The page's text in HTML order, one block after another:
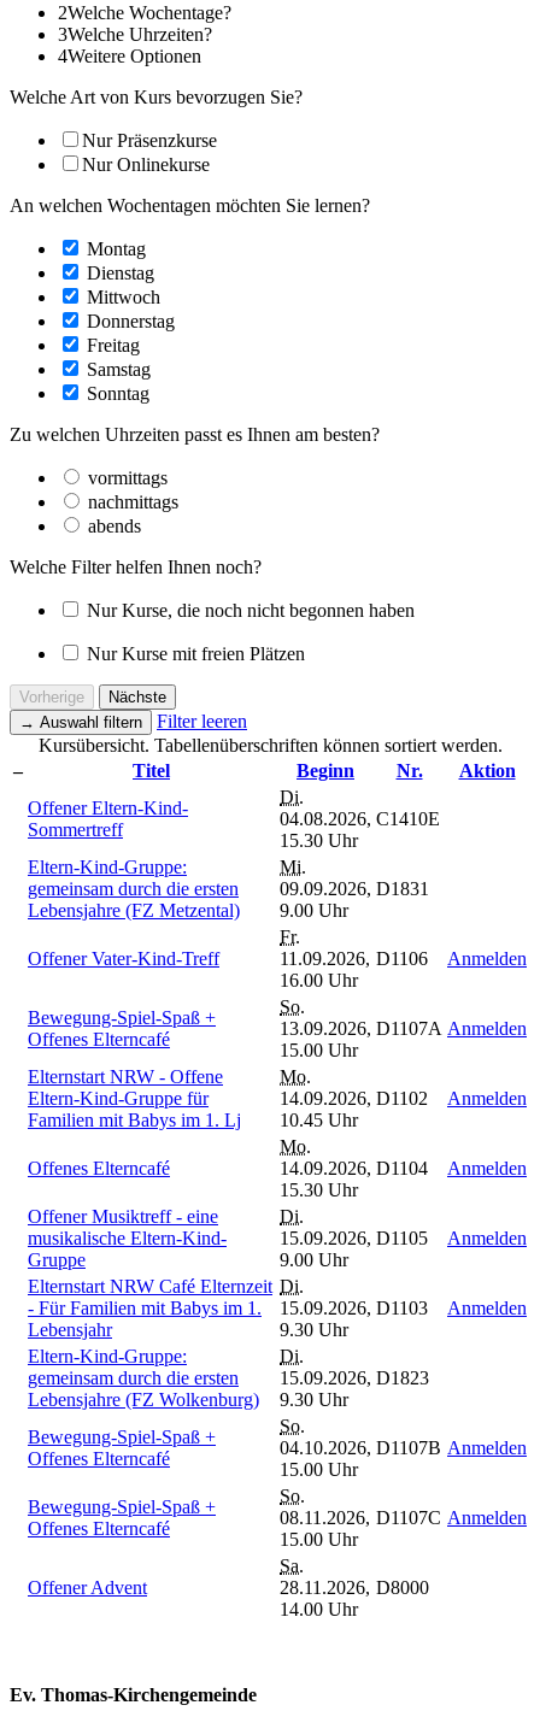
2Welche Wochentage?
3Welche Uhrzeiten?
4Weitere Optionen
Welche Art von Kurs bevorzugen Sie?
Nur Präsenzkurse
Nur Onlinekurse
An welchen Wochentagen möchten Sie lernen?
Montag
Dienstag
Mittwoch
Donnerstag
Freitag
Samstag
Sonntag
Zu welchen Uhrzeiten passt es Ihnen am besten?
vormittags
nachmittags
abends
Welche Filter helfen Ihnen noch?
Nur Kurse, die noch nicht begonnen haben
Nur Kurse mit freien Plätzen
Vorherige
Nächste
→ Auswahl filtern
Filter leeren
Kursübersicht. Tabellenüberschriften können sortiert werden.
–
Titel Beginn Nr.
Aktion
Offener Eltern-Kind-
Sommertreff
Di.
04.08.2026,
15.30 Uhr
C1410E
Eltern-Kind-Gruppe:
gemeinsam durch die ersten
Lebensjahre (FZ Metzental)
Mi.
09.09.2026,
9.00 Uhr
D1831
Offener Vater-Kind-Treff
Fr.
11.09.2026,
16.00 Uhr
D1106 Anmelden
Bewegung-Spiel-Spaß +
Offenes Elterncafé
So.
13.09.2026,
15.00 Uhr
D1107A Anmelden
Elternstart NRW - Offene
Eltern-Kind-Gruppe für
Familien mit Babys im 1. Lj
Mo.
14.09.2026,
10.45 Uhr
D1102 Anmelden
Offenes Elterncafé
Mo.
14.09.2026,
15.30 Uhr
D1104 Anmelden
Offener Musiktreff - eine
musikalische Eltern-Kind-
Gruppe
Di.
15.09.2026,
9.00 Uhr
D1105 Anmelden
Elternstart NRW Café Elternzeit
- Für Familien mit Babys im 1.
Lebensjahr
Di.
15.09.2026,
9.30 Uhr
D1103 Anmelden
Eltern-Kind-Gruppe:
gemeinsam durch die ersten
Lebensjahre (FZ Wolkenburg)
Di.
15.09.2026,
9.30 Uhr
D1823
Bewegung-Spiel-Spaß +
Offenes Elterncafé
So.
04.10.2026,
15.00 Uhr
D1107B Anmelden
Bewegung-Spiel-Spaß +
Offenes Elterncafé
So.
08.11.2026,
15.00 Uhr
D1107C Anmelden
Offener Advent
Sa.
28.11.2026,
14.00 Uhr
D8000
Ev. Thomas-Kirchengemeinde